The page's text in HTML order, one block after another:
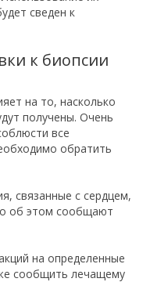
сведен к
к биопсии
на то, насколько
получены. Очень
все
обратить
связанные с сердцем,
об этом сообщают
на определенные
сообщить лечащему